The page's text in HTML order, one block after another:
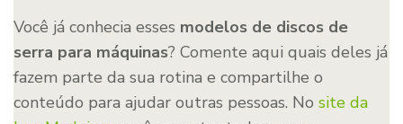
Você já conhecia esses modelos de discos de
serra para máquinas? Comente aqui quais deles já
fazem parte da sua rotina e compartilhe o
conteúdo para ajudar outras pessoas. No site da